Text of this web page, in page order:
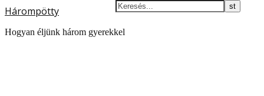
Hárompötty
Hogyan éljünk három gyerekkel